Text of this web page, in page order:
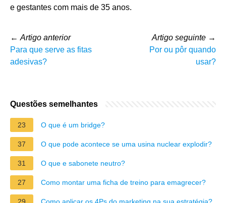
e gestantes com mais de 35 anos.
← Artigo anterior
Para que serve as fitas
adesivas?
Artigo seguinte →
Por ou pôr quando
usar?
Questões semelhantes
23 O que é um bridge?
37 O que pode acontece se uma usina nuclear explodir?
31 O que e sabonete neutro?
27 Como montar uma ficha de treino para emagrecer?